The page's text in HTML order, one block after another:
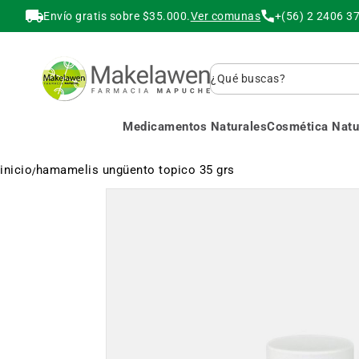
Envío gratis sobre $35.000.Ver comunas +(56) 2 2406
Buscar
Medicamentos NaturalesCosmética
inicio hamamelis ungüento topico 35 grs